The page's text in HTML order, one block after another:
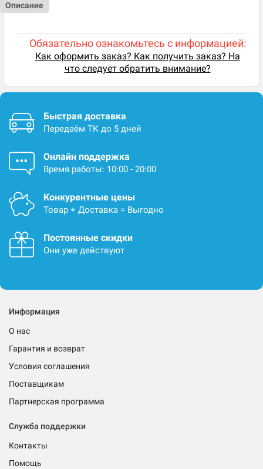
Описание
Обязательно ознакомьтесь с информацией:
Как оформить заказ? Как получить заказ? На
что следует обратить внимание?
Быстрая доставка
Передаём ТК до 5 дней
Онлайн поддержка
Время работы: 10:00 - 20:00
Конкурентные цены
Товар + Доставка = Выгодно
Постоянные скидки
Они уже действуют
Информация
О нас
Гарантия и возврат
Условия соглашения
Поставщикам
Партнерская программа
Служба поддержки
Контакты
Помощь